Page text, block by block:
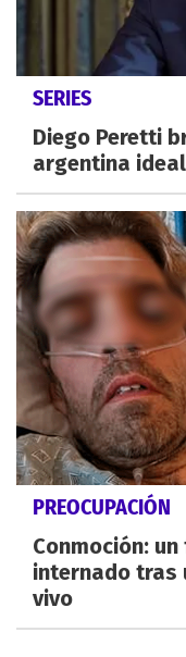
SERIES
Diego Peretti
argentina
PREOCUPACIÓN
Conmoción:
internado tras
vivo